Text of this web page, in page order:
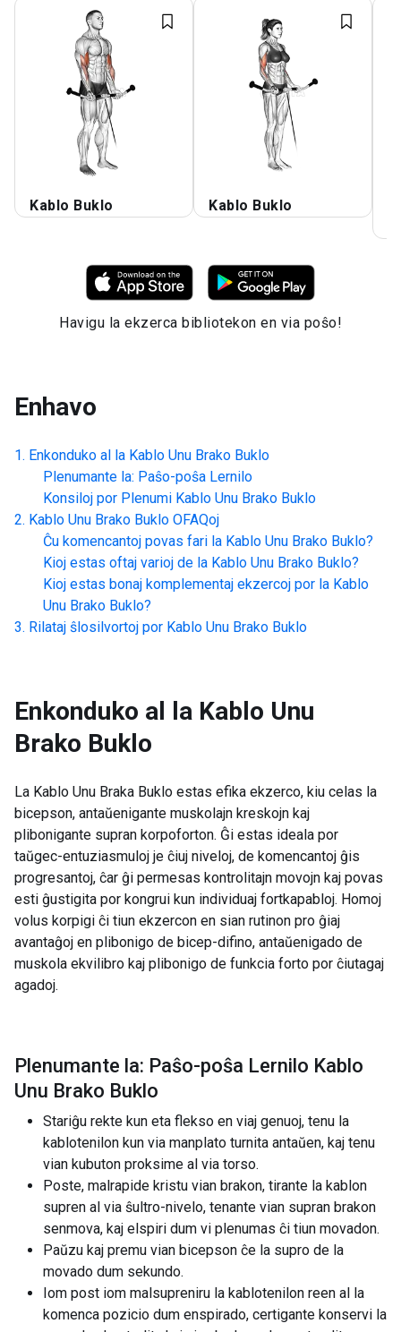
Kablo Buklo Kablo Buklo
Havigu la ekzerca bibliotekon en via poŝo!
Enhavo
Enkonduko al la Kablo Unu Brako Buklo
Plenumante la: Paŝo-poŝa Lernilo
Konsiloj por Plenumi Kablo Unu Brako Buklo
Kablo Unu Brako Buklo OFAQoj
Ĉu komencantoj povas fari la Kablo Unu Brako Buklo?
Kioj estas oftaj varioj de la Kablo Unu Brako Buklo?
Kioj estas bonaj komplementaj ekzercoj por la Kablo
Unu Brako Buklo?
Rilataj ŝlosilvortoj por Kablo Unu Brako Buklo
Enkonduko al la Kablo Unu
Brako Buklo
La Kablo Unu Braka Buklo estas efika ekzerco, kiu celas la
bicepson, antaŭenigante muskolajn kreskojn kaj
plibonigante supran korpoforton. Ĝi estas ideala por
taŭgec-entuziasmuloj je ĉiuj niveloj, de komencantoj ĝis
progresantoj, ĉar ĝi permesas kontrolitajn movojn kaj povas
esti ĝustigita por kongrui kun individuaj fortkapabloj. Homoj
volus korpigi ĉi tiun ekzercon en sian rutinon pro ĝiaj
avantaĝoj en plibonigo de bicep-difino, antaŭenigado de
muskola ekvilibro kaj plibonigo de funkcia forto por ĉiutagaj
agadoj.
Plenumante la: Paŝo-poŝa Lernilo Kablo
Unu Brako Buklo
Stariĝu rekte kun eta flekso en viaj genuoj, tenu la
kablotenilon kun via manplato turnita antaŭen, kaj tenu
vian kubuton proksime al via torso.
Poste, malrapide kristu vian brakon, tirante la kablon
supren al via ŝultro-nivelo, tenante vian supran brakon
senmova, kaj elspiri dum vi plenumas ĉi tiun movadon.
Paŭzu kaj premu vian bicepson ĉe la supro de la
movado dum sekundo.
Iom post iom malsupreniru la kablotenilon reen al la
komenca pozicio dum enspirado, certigante konservi la